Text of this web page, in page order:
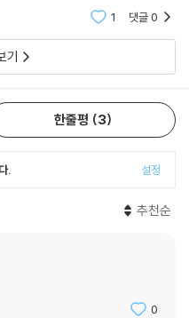
1 댓글0
기
한줄평 3
. 설정
추천순
0